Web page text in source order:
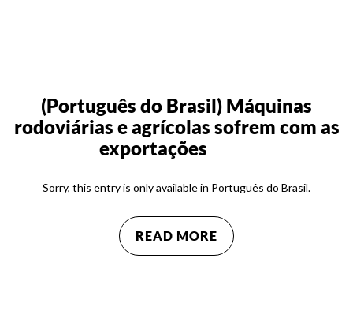
(Português do Brasil) Máquinas
rodoviárias e agrícolas sofrem com as
exportações
Sorry, this entry is only available in Português do Brasil.
READ MORE